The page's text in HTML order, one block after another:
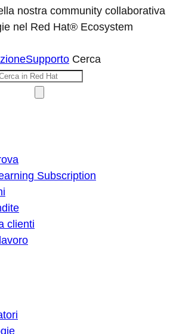
nostra community collaborativa
nel Red Hat® Ecosystem
Supporto Cerca
Subscription
clienti